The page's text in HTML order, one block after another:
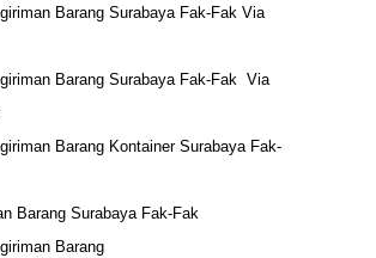
Barang Surabaya Fak-Fak Via
Barang Surabaya Fak-Fak Via
Barang Kontainer Surabaya Fak-
Barang Surabaya Fak-Fak
Barang